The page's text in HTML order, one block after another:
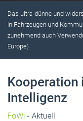
Das ultra-dünne und
in Fahrzeugen und
zunehmend auch
Europe)
Kooperation
Intelligenz
FoWi - Aktuell